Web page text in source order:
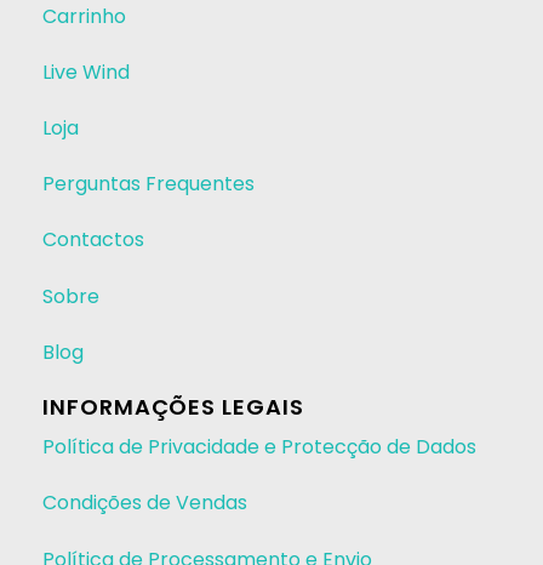
Carrinho
Live Wind
Loja
Perguntas Frequentes
Contactos
Sobre
Blog
INFORMAÇÕES LEGAIS
Política de Privacidade e Protecção de Dados
Condições de Vendas
Política de Processamento e Envio